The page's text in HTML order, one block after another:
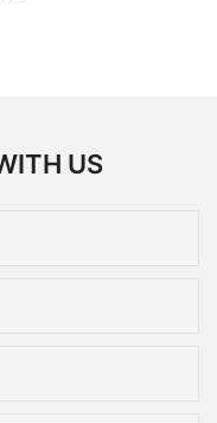
US